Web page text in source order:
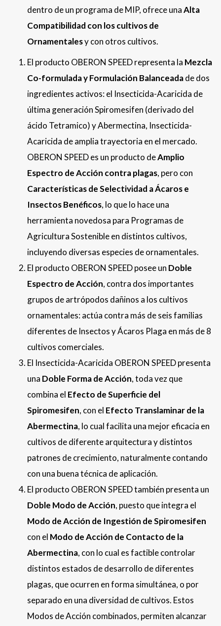
dentro de un programa de MIP, ofrece unaAlta
Compatibilidad con los cultivos de
Ornamentalesy con otros cultivos.
El producto OBERON SPEED representa la Mezcla
Co-formulada y Formulación Balanceadade dos
ingredientes activos: el Insecticida-Acaricida de
última generación Spiromesifen (derivado del
ácido Tetramico) y Abermectina, Insecticida-
Acaricida de amplia trayectoria en el mercado.
OBERON SPEED es un producto deAmplio
Espectro de Acción contra plagas, pero con
Características de Selectividad a Ácaros e
Insectos Benéficos, lo que lo hace una
herramienta novedosa para Programas de
Agricultura Sostenible en distintos cultivos,
incluyendo diversas especies de ornamentales.
El producto OBERON SPEED posee un Doble
Espectro de Acción, contra dos importantes
grupos de artrópodos dañinos a los cultivos
ornamentales: actúa contra más de seis familias
diferentes de Insectos y Ácaros Plaga en más de 8
cultivos comerciales.
El Insecticida-Acaricida OBERON SPEED presenta
una Doble Forma de Acción, toda vez que
combina el Efecto de Superficie del
Spiromesifen, con el Efecto Translaminar de la
Abermectina, lo cual facilita una mejor eficacia en
cultivos de diferente arquitectura y distintos
patrones de crecimiento, naturalmente contando
con una buena técnica de aplicación.
El producto OBERON SPEED también presenta un
Doble Modo de Acción, puesto que integra el
Modo de Acción de Ingestión de Spiromesifen
con el Modo de Acción de Contacto de la
Abermectina, con lo cual es factible controlar
distintos estados de desarrollo de diferentes
plagas, que ocurren en forma simultánea, o por
separado en una diversidad de cultivos. Estos
Modos de Acción combinados, permiten alcanzar